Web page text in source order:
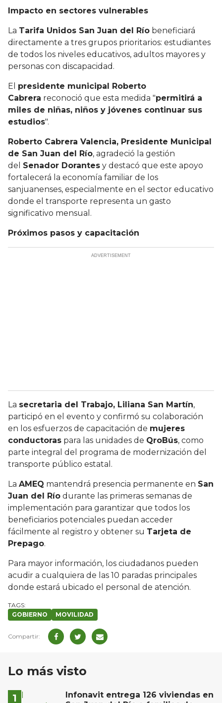
Impacto en sectores vulnerables
La Tarifa Unidos San Juan del Río beneficiará
directamente a tres grupos prioritarios: estudiantes
de todos los niveles educativos, adultos mayores y
personas con discapacidad.
El presidente municipal Roberto
Cabrera reconoció que esta medida "permitirá a
miles de niñas, niños y jóvenes continuar sus
estudios".
Roberto Cabrera Valencia, Presidente Municipal
de San Juan del Río, agradeció la gestión
del Senador Dorantes y destacó que este apoyo
fortalecerá la economía familiar de los
sanjuanenses, especialmente en el sector educativo
donde el transporte representa un gasto
significativo mensual.
Próximos pasos y capacitación
La secretaria del Trabajo, Liliana San Martín,
participó en el evento y confirmó su colaboración
en los esfuerzos de capacitación de mujeres
conductoras para las unidades de QroBús, como
parte integral del programa de modernización del
transporte público estatal.
La AMEQ mantendrá presencia permanente en San
Juan del Río durante las primeras semanas de
implementación para garantizar que todos los
beneficiarios potenciales puedan acceder
fácilmente al registro y obtener su Tarjeta de
Prepago.
Para mayor información, los ciudadanos pueden
acudir a cualquiera de las 10 paradas principales
donde estará ubicado el personal de atención.
GOBIERNO MOVILIDAD
Lo más visto
Infonavit entrega 126 viviendas en